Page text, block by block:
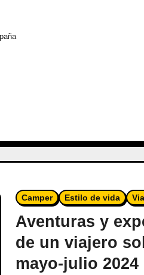
Camper Estilo de vida
Aventuras y
de un viajero
mayo-julio 2024